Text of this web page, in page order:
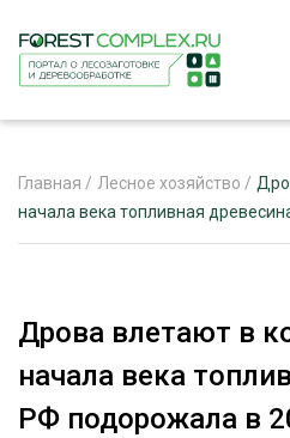
Главная / Лесное хозяйство /
начала века топливная
Дрова влетают в
начала века
РФ подорожала в